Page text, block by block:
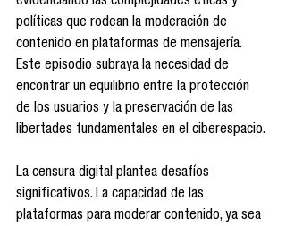
políticas que rodean la moderación de
contenido en plataformas de mensajería.
Este episodio subraya la necesidad de
encontrar un equilibrio entre la protección
de los usuarios y la preservación de las
libertades fundamentales en el ciberespacio.
La censura digital plantea desafíos
significativos. La capacidad de las
plataformas para moderar contenido, ya sea